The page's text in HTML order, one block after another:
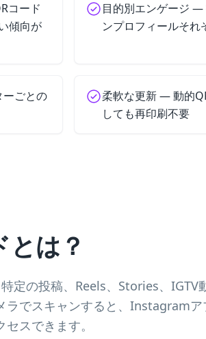
コード
傾向が
目的別エンゲージ —
ンプロフィールそれ
ごとの
柔軟な更新 — 動的
しても再印刷不要
は？
定の投稿、Reels、Stories、IGTV
ラでスキャンすると、Instagram
スできます。